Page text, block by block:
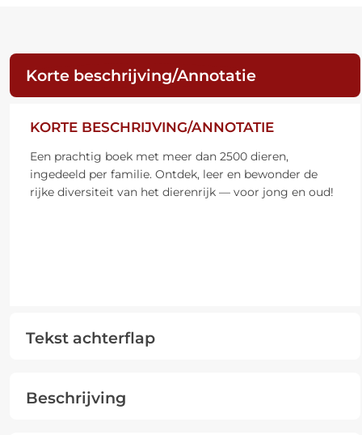
Korte beschrijving/Annotatie
KORTE BESCHRIJVING/ANNOTATIE
Een prachtig boek met meer dan 2500 dieren,
ingedeeld per familie. Ontdek, leer en bewonder de
rijke diversiteit van het dierenrijk — voor jong en oud!
Tekst achterflap
Beschrijving